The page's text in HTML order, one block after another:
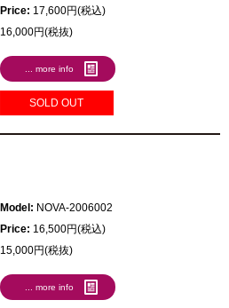
Price: 17,600円(税込)
16,000円(税抜)
... more info
SOLD OUT
Model: NOVA-2006002
Price: 16,500円(税込)
15,000円(税抜)
... more info